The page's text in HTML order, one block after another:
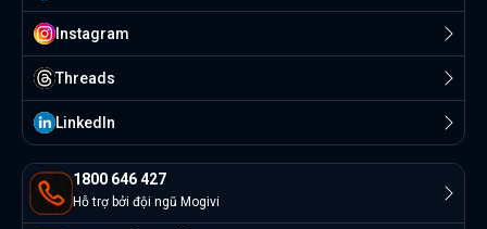
1800 646 427
Hỗ trợ bởi đội ngũ Mogivi
Instagram
Threads
Linkedln